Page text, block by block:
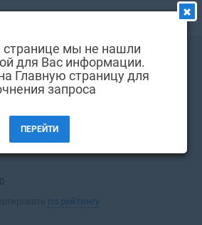
Квартира
ФИЛЬТРЫ
0
по рейтингу
странице мы не нашли
для Вас информации.
Главную страницу для
запроса
ПЕРЕЙТИ